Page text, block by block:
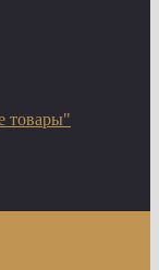
товары"